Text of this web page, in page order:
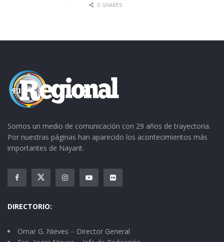
0 SHARES
Somos un medio de comunicación con 29 años de trayectoria.
Por nuestras páginas han aparecido los acontecimientos más
importantes de Nayarit.
DIRECTORIO:
Omar G. Nieves ⏤ Director General